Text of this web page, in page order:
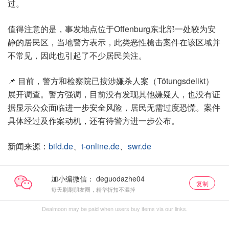
过。
值得注意的是，事发地点位于Offenburg东北部一处较为安
静的居民区，当地警方表示，此类恶性槍击案件在该区域并
不常见，因此也引起了不少居民关注。
📌 目前，警方和检察院已按涉嫌杀人案（Tötungsdelikt）
展开调查。警方强调，目前没有发现其他嫌疑人，也没有证
据显示公众面临进一步安全风险，居民无需过度恐慌。案件
具体经过及作案动机，还有待警方进一步公布。
新闻来源： bild.de、 t-online.de、 swr.de
加小编微信：
每天刷刷朋友圈，精华折扣不漏掉
复制
Dealmoon may be paid when users buy items via our links.